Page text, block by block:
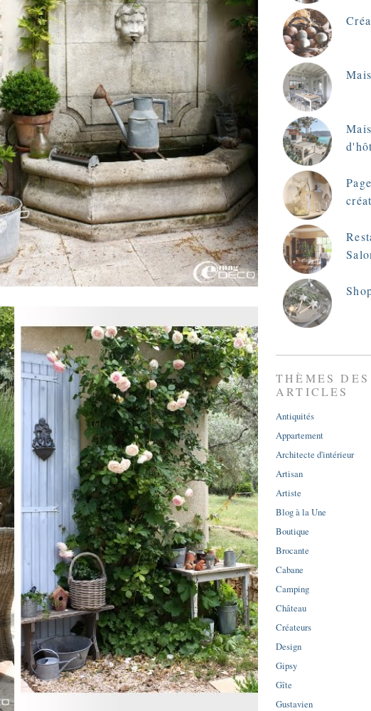
THÈMES DES
ARTICLES
Antiquités
Appartement
Architecte d'intérieur
Artisan
Artiste
Blog à la Une
Boutique
Brocante
Cabane
Camping
Château
Créateurs
Design
Gipsy
Gîte
Gustavien